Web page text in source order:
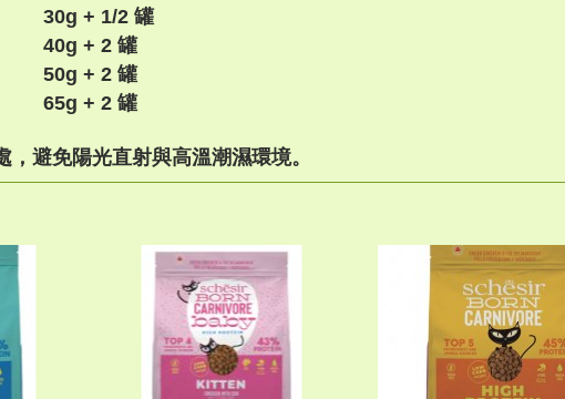
30g + 1/2 罐
40g + 2 罐
50g + 2 罐
65g + 2 罐
，避免陽光直射與高溫潮濕環境。